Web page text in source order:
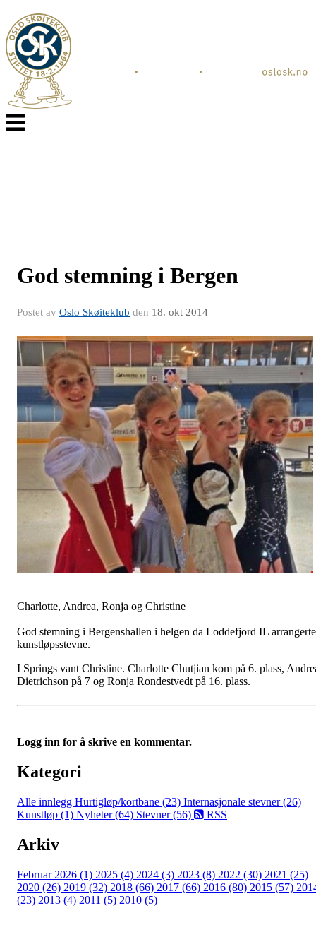
Veksle
navigasjon
God stemning i Bergen
Postet av Oslo Skøiteklub den 18. okt 2014
Charlotte, Andrea, Ronja og Christine
God stemning i Bergenshallen i helgen da Loddefjord IL arrangerte
kunstløpsstevne.
I Springs vant Christine. Charlotte Chutjian kom på 6. plass,
Dietrichson på 7 og Ronja Rondestvedt på 16. plass.
Logg inn for å skrive en kommentar.
Kategori
Alle innlegg Hurtigløp/kortbane (23) Internasjonale stevner (26)
Kunstløp (1) Nyheter (64) Stevner (56) RSS
Arkiv
Februar 2026 (1) 2025 (4) 2024 (3) 2023 (8) 2022 (30) 2021 (25)
2020 (26) 2019 (32) 2018 (66) 2017 (66) 2016 (80) 2015 (57)
(23) 2013 (4) 2011 (5) 2010 (5)